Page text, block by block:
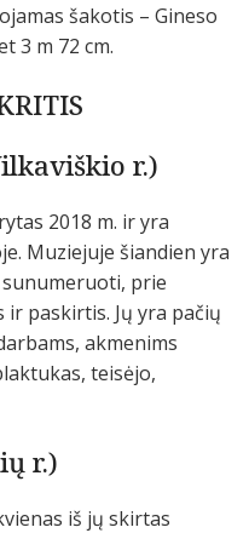
šakotis – Gineso
3 m 72 cm.
r.)
2018 m. ir yra
Muziejuje šiandien yra
prie
paskirtis. Jų yra pačių
akmenims
teisėjo,
r.)
iš jų skirtas